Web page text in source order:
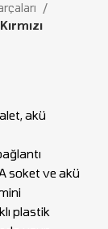
akü
soket ve akü
plastik